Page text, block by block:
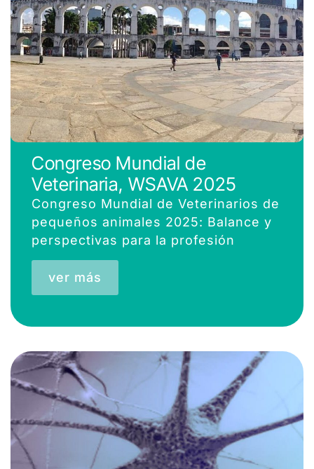
Congreso Mundial de
Veterinaria, WSAVA 2025
Congreso Mundial de Veterinarios de
pequeños animales 2025: Balance y
perspectivas para la profesión
ver más